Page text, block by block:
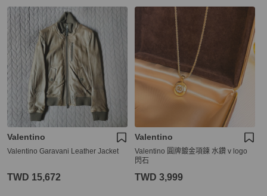
Valentino
Valentino Garavani Leather Jacket
TWD 15,672
Valentino
Valentino 圓牌鍍金項鍊 水鑽 v logo
閃石
TWD 3,999